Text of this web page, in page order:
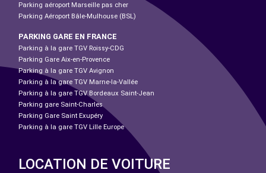
Parking aéroport Marseille pas cher
Parking Aéroport Bâle-Mulhouse (BSL)
PARKING GARE EN FRANCE
Parking à la gare TGV Roissy-CDG
Parking Gare Aix-en-Provence
Parking à la gare TGV Avignon
Parking à la gare TGV Marne-la-Vallée
Parking à la gare TGV Bordeaux Saint-Jean
Parking gare Saint-Charles
Parking Gare Saint Exupéry
Parking à la gare TGV Lille Europe
LOCATION DE VOITURE